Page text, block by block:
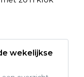
wekelijkse